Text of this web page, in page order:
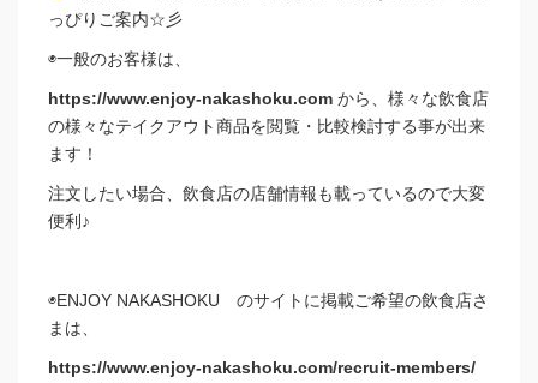
っぴりご案内☆彡
◉一般のお客様は、
https://www.enjoy-nakashoku.com から、様々な飲食店
の様々なテイクアウト商品を閲覧・比較検討する事が出来
ます！
注文したい場合、飲食店の店舗情報も載っているので大変
便利♪
◉ENJOY NAKASHOKU のサイトに掲載ご希望の飲食店さ
まは、
https://www.enjoy-nakashoku.com/recruit-members/